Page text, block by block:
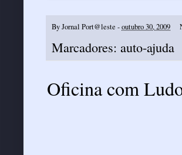
ByJornal Port@leste -outubro 30, 2009
Marcadores: auto-ajuda
Oficina com